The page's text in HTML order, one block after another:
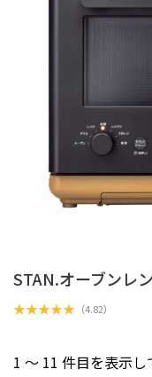
STAN.オーブンレ
★★★★★ （4.82）
1 ～ 11 件目を表示し